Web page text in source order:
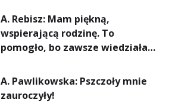
A. Rebisz: Mam piękną,
wspierającą rodzinę. To
pomogło, bo zawsze wiedziałam,
najważniejsza
A. Pawlikowska: Pszczoły mnie
zauroczyły!